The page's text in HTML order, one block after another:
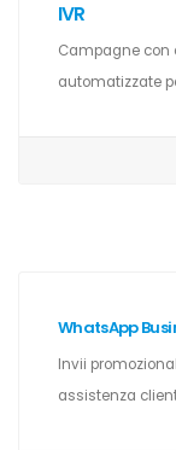
IVR
Campagne con
automatizzate
WhatsApp
Invii
assistenza